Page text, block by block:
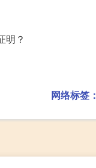
明？
网络标签：